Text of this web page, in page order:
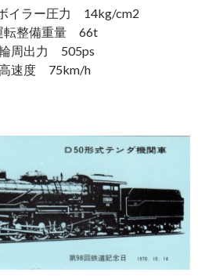
圧力 14kg/cm2
備重量 66t
周出力 505ps
速度 75km/h